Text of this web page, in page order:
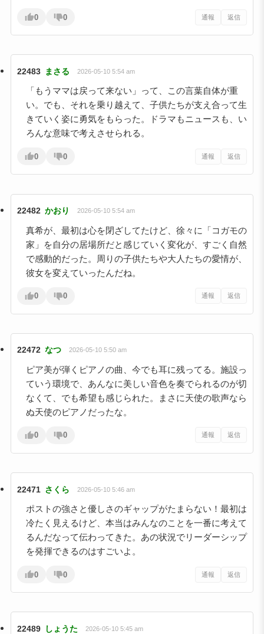
0 0 通報 返信
22483 まさる 2026-05-10 5:54 am
「もうママは戻って来ない」って、この言葉自体が重
い。でも、それを乗り越えて、子供たちが支え合って生
きていく姿に勇気をもらった。ドラマもニュースも、い
ろんな意味で考えさせられる。
0 0 通報 返信
22482 かおり 2026-05-10 5:54 am
真希が、最初は心を閉ざしてたけど、徐々に「コガモの
家」を自分の居場所だと感じていく変化が、すごく自然
で感動的だった。周りの子供たちや大人たちの愛情が、
彼女を変えていったんだね。
0 0 通報 返信
22472 なつ 2026-05-10 5:50 am
ピア美が弾くピアノの曲、今でも耳に残ってる。施設っ
ていう環境で、あんなに美しい音色を奏でられるのが切
なくて、でも希望も感じられた。まさに天使の歌声なら
ぬ天使のピアノだったな。
0 0 通報 返信
22471 さくら 2026-05-10 5:46 am
ポストの強さと優しさのギャップがたまらない！最初は
冷たく見えるけど、本当はみんなのことを一番に考えて
るんだなって伝わってきた。あの状況でリーダーシップ
を発揮できるのはすごいよ。
0 0 通報 返信
22489 しょうた 2026-05-10 5:45 am